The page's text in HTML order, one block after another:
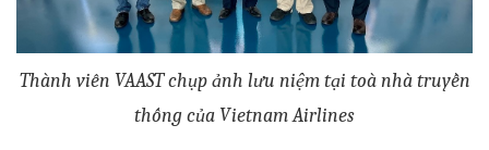
Thành viên VAAST chụp ảnh lưu niệm tại toà nhà truyền
thống của Vietnam Airlines